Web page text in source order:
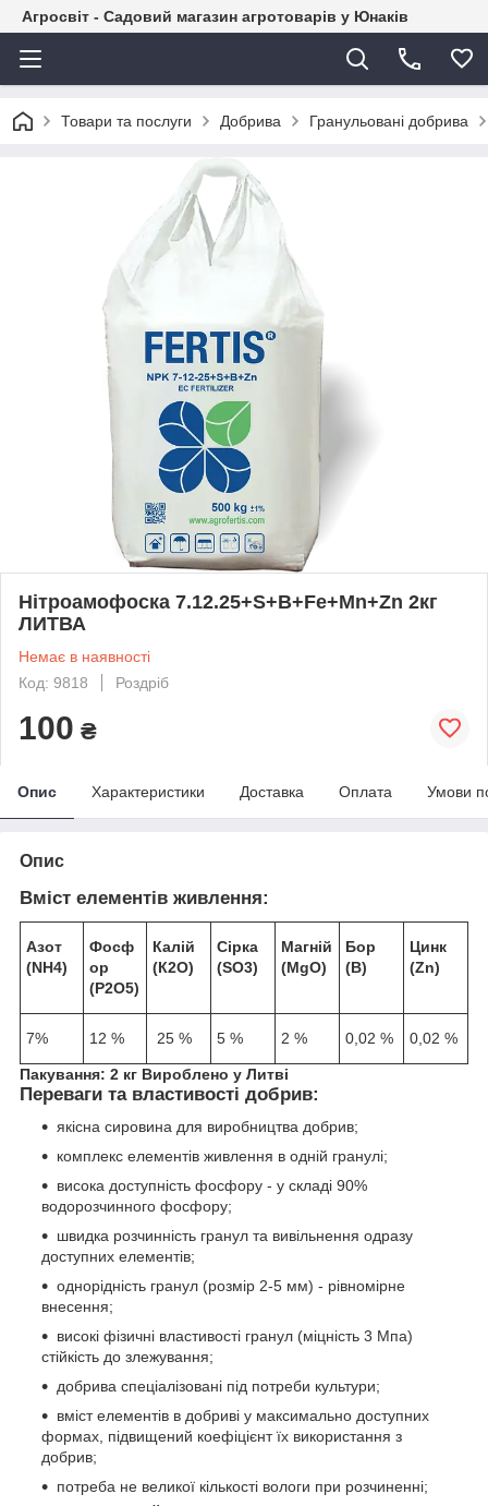
Агросвіт - Садовий магазин агротоварів у Юнаків
Товари та послуги Добрива Гранульовані добрива
Нітроамофоска 7.12.25+S+B+Fe+Mn+Zn 2кг
ЛИТВА
Немає в наявності
Код: 9818
Роздріб
100 ₴
Опис Характеристики Доставка Оплата Умови
Опис
Вміст елементів живлення:
Азот
(NH4)
Фосф
ор
(Р2О5)
Калій
(К2О)
Сірка
(SO3)
Магній
(MgO)
Бор
(В)
Цинк
(Zn)
7% 12 % 25 % 5 % 2 % 0,02 % 0,02 %
Пакування: 2 кг Вироблено у Литві
Переваги та властивості добрив:
якісна сировина для виробництва добрив;
комплекс елементів живлення в одній гранулі;
висока доступність фосфору - у складі 90%
водорозчинного фосфору;
швидка розчинність гранул та вивільнення одразу
доступних елементів;
однорідність гранул (розмір 2-5 мм) - рівномірне
внесення;
високі фізичні властивості гранул (міцність 3 Мпа)
стійкість до злежування;
добрива спеціалізовані під потреби культури;
вміст елементів в добриві у максимально доступних
формах, підвищений коефіцієнт їх використання з
добрив;
потреба не великої кількості вологи при розчиненні;